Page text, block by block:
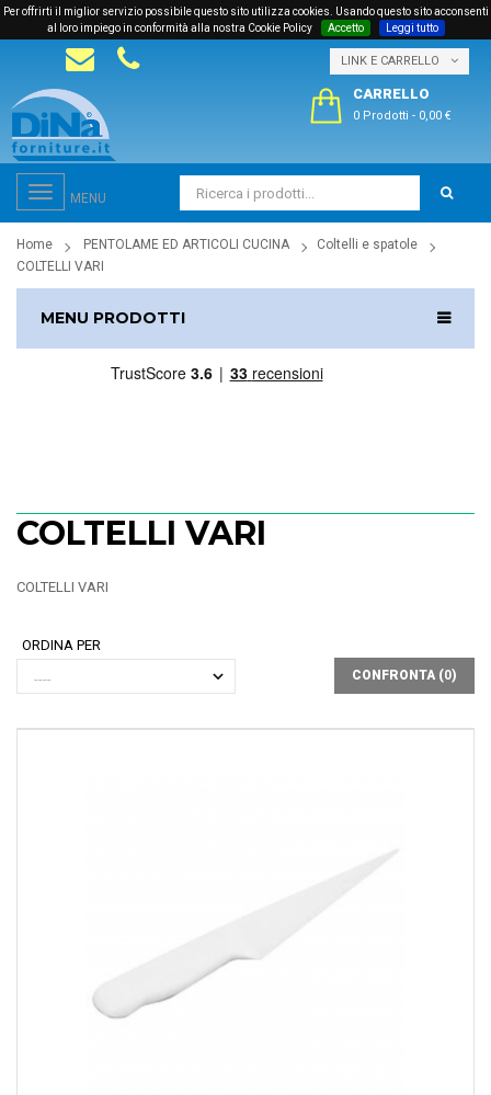
Per offrirti il miglior servizio possibile questo sito utilizza cookies. Usando questo sito acconsenti
al loro impiego in conformità alla nostra Cookie Policy
Accetto Leggi tutto
LINK E CARRELLO
CARRELLO
0 Prodotti - 0,00 €
Toggle
navigation
MENU
Home PENTOLAME ED ARTICOLI CUCINA
Coltelli e spatole
COLTELLI VARI
MENU PRODOTTI
COLTELLI VARI
COLTELLI VARI
ORDINA PER
CONFRONTA (0)